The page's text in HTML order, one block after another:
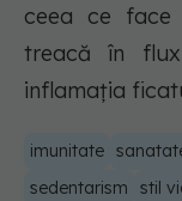
ceea ce
treacă în
inflamația
imunitate
sedentarism
stil